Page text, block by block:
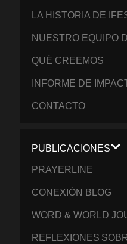
LA HISTORIA DE
NUESTRO EQUIPO
QUÉ CREEMOS
INFORME DE
CONTACTO
PUBLICACIONES
PRAYERLINE
CONEXIÓN BLOG
WORD & WORLD
REFLEXIONES